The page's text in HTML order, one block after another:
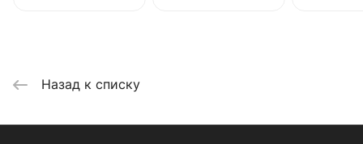
Назад к списку